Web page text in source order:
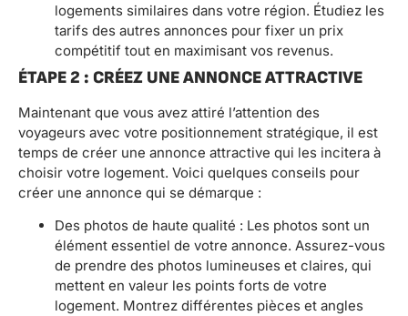
logements similaires dans votre région. Étudiez les
tarifs des autres annonces pour fixer un prix
compétitif tout en maximisant vos revenus.
ÉTAPE 2 : CRÉEZ UNE ANNONCE ATTRACTIVE
Maintenant que vous avez attiré l’attention des
voyageurs avec votre positionnement stratégique, il est
temps de créer une annonce attractive qui les incitera à
choisir votre logement. Voici quelques conseils pour
créer une annonce qui se démarque :
Des photos de haute qualité : Les photos sont un
élément essentiel de votre annonce. Assurez-vous
de prendre des photos lumineuses et claires, qui
mettent en valeur les points forts de votre
logement. Montrez différentes pièces et angles